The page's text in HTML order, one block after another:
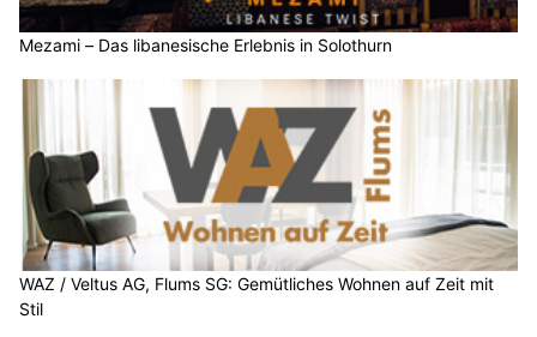
Mezami – Das libanesische Erlebnis in Solothurn
WAZ / Veltus AG, Flums SG: Gemütliches Wohnen auf Zeit mit
Stil